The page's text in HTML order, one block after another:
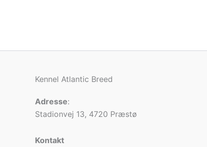
Kennel Atlantic Breed
Adresse:
Stadionvej 13, 4720 Præstø
Kontakt